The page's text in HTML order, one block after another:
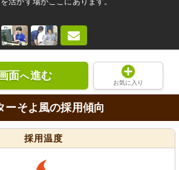
面へ進む
お気に入り
ーそよ風の採用傾向
採用温度